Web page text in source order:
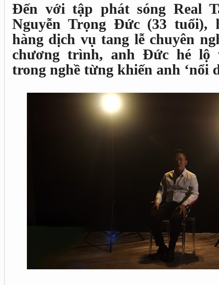
Đến với tập phát sóng Real
Nguyễn Trọng Đức (33 tuổi),
hàng dịch vụ tang lễ chuyên
chương trình, anh Đức hé lộ
trong nghề từng khiến anh ‘nổi